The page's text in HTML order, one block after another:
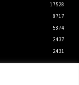
17528
8717
5874
2437
2431